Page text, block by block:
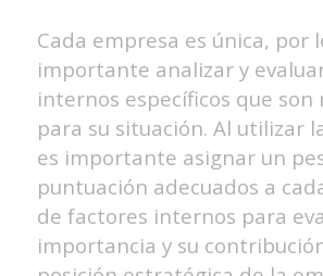
Cada empresa es única, por
importante analizar y
internos específicos que son
para su situación. Al utilizar
es importante asignar un
puntuación adecuados a
de factores internos para
importancia y su